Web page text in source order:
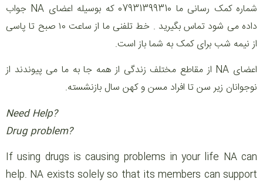
شماره کمک رسانی ما 07931399310 که بوسیله اعضای NA جواب
داده می شود تماس بگیرید . خط تلفنی ما از ساعت ۱۰ صبح تا پاسی
از نیمه شب برای کمک به شما باز است.
اعضای NA از مقاطع مختلف زندگی از همه جا به ما می پیوندند از
نوجوانان زیر سن تا افراد مسن و کهن سال بازنشسته.
Need Help?
Drug problem?
If using drugs is causing problems in your life NA can
help. NA exists solely so that its members can support